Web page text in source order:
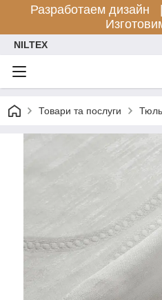
Разработаем дизайн |
NILTEX
Товари та послуги Тюль